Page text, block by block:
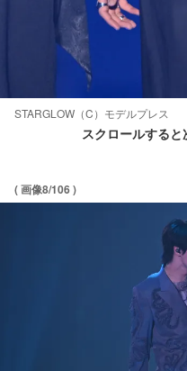
STARGLOW（C）モデルプレス
スクロールする
( 画像8/106 )